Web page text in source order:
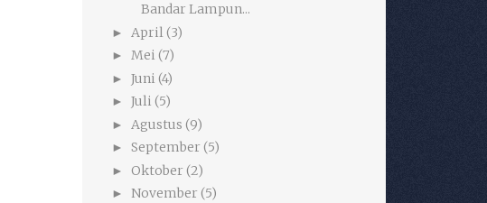
Bandar Lampun...
► April(3)
► Mei (7)
► Juni (4)
► Juli (5)
► Agustus (9)
► September (5)
► Oktober (2)
► November (5)